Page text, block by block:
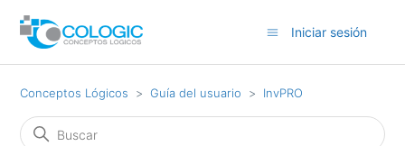
Iniciar sesión
Conceptos Lógicos Guía del usuario InvPRO